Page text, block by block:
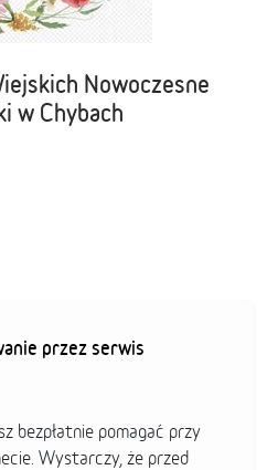
Nowoczesne
w Chybach
przez serwis
bezpłatnie pomagać przy
Wystarczy, że przed